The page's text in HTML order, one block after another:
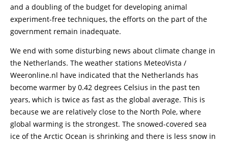
and a doubling of the budget for developing animal
experiment-free techniques, the efforts on the part of the
government remain inadequate.
We end with some disturbing news about climate change in
the Netherlands. The weather stations MeteoVista /
Weeronline.nl have indicated that the Netherlands has
become warmer by 0.42 degrees Celsius in the past ten
years, which is twice as fast as the global average. This is
because we are relatively close to the North Pole, where
global warming is the strongest. The snowed-covered sea
ice of the Arctic Ocean is shrinking and there is less snow in